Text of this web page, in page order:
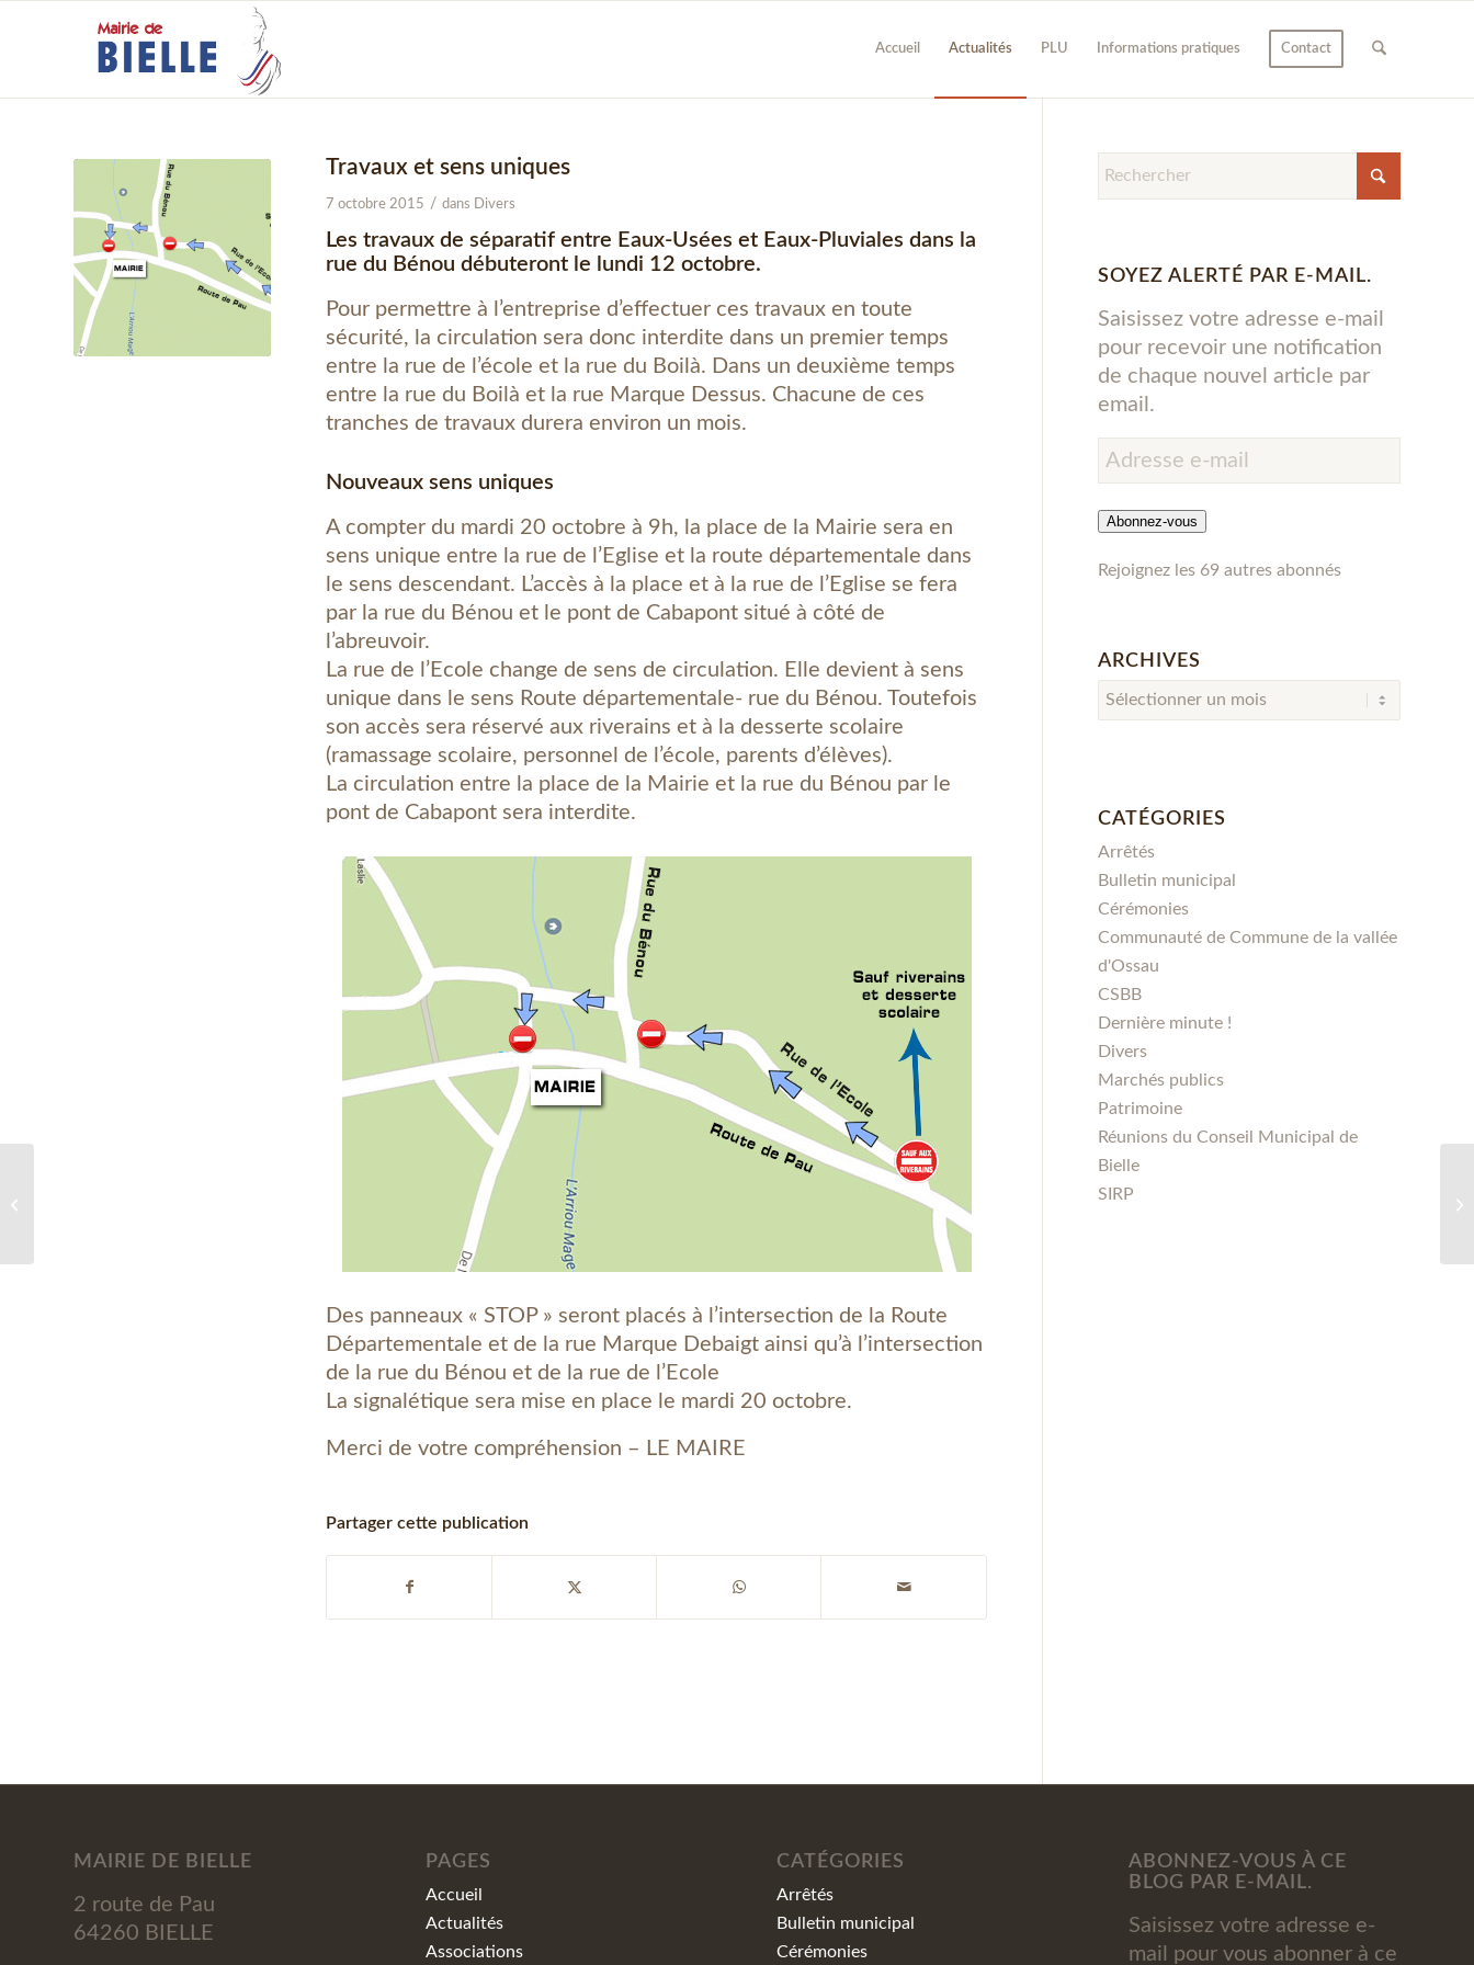
Accueil Actualités PLU Informations pratiques Contact
Travaux et sens uniques
7 octobre 2015 / dans Divers
Les travaux de séparatif entre Eaux-Usées et Eaux-Pluviales dans la
rue du Bénou débuteront le lundi 12 octobre.
Pour permettre à l’entreprise d’effectuer ces travaux en toute
sécurité, la circulation sera donc interdite dans un premier temps
entre la rue de l’école et la rue du Boilà. Dans un deuxième temps
entre la rue du Boilà et la rue Marque Dessus. Chacune de ces
tranches de travaux durera environ un mois.
Nouveaux sens uniques
A compter du mardi 20 octobre à 9h, la place de la Mairie sera en
sens unique entre la rue de l’Eglise et la route départementale dans
le sens descendant. L’accès à la place et à la rue de l’Eglise se fera
par la rue du Bénou et le pont de Cabapont situé à côté de
l’abreuvoir.
La rue de l’Ecole change de sens de circulation. Elle devient à sens
unique dans le sens Route départementale- rue du Bénou. Toutefois
son accès sera réservé aux riverains et à la desserte scolaire
(ramassage scolaire, personnel de l’école, parents d’élèves).
La circulation entre la place de la Mairie et la rue du Bénou par le
pont de Cabapont sera interdite.
Des panneaux « STOP » seront placés à l’intersection de la Route
Départementale et de la rue Marque Debaigt ainsi qu’à l’intersection
de la rue du Bénou et de la rue de l’Ecole
La signalétique sera mise en place le mardi 20 octobre.
Merci de votre compréhension – LE MAIRE
Partager cette publication
SOYEZ ALERTÉ PAR E-MAIL.
Saisissez votre adresse e-mail
pour recevoir une notification
de chaque nouvel article par
email.
Adresse
e-
mail
Abonnez-vous
Rejoignez les 69 autres abonnés
ARCHIVES
CATÉGORIES
Arrêtés
Bulletin municipal
Cérémonies
Communauté de Commune de la vallée
d'Ossau
CSBB
Dernière minute !
Divers
Marchés publics
Patrimoine
Réunions du Conseil Municipal de
Bielle
SIRP
MAIRIE DE BIELLE
2 route de Pau
64260 BIELLE
PAGES
Accueil
Actualités
Associations
CATÉGORIES
Arrêtés
Bulletin municipal
Cérémonies
ABONNEZ-VOUS À CE
BLOG PAR E-MAIL.
Saisissez votre adresse e-
mail pour vous abonner à ce